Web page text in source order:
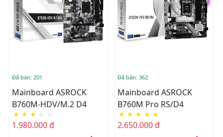
Đã bán: 201
Mainboard ASROCK
B760M-HDV/M.2 D4
★ ★ ★ ☆ ☆
1.980.000 đ
Đã bán: 362
Mainboard ASROCK
B760M Pro RS/D4
★ ★ ★ ★ ★
2.650.000 đ